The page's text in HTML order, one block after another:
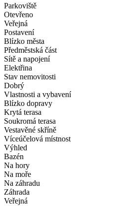
Parkoviště
Otevřeno
Veřejná
Postavení
Blízko města
Předměstská část
Sítě a napojení
Elektřina
Stav nemovitosti
Dobrý
Vlastnosti a vybavení
Blízko dopravy
Krytá terasa
Soukromá terasa
Vestavěné skříně
Víceúčelová místnost
Výhled
Bazén
Na hory
Na moře
Na záhradu
Záhrada
Veřejná